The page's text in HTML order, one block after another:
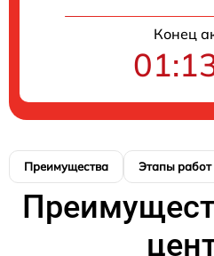
Конец
Преимущества Этапы работ